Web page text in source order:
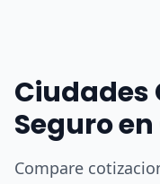
Ciudades
Seguro
Compare